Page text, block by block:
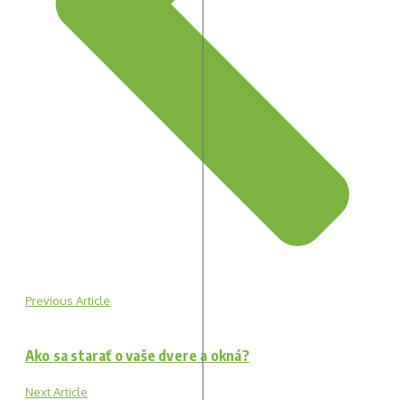
Previous Article
Ako sa starať o vaše dvere a okná?
Next Article